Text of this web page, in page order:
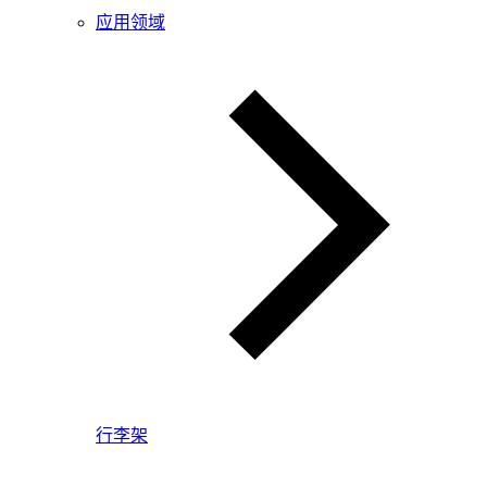
应用领域
行李架